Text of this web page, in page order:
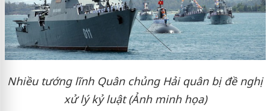
Nhiều tướng lĩnh Quân chủng Hải quân bị đề nghị
xử lý kỷ luật (Ảnh minh họa)